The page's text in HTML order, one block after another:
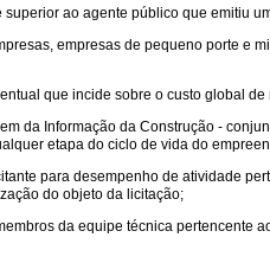
ao agente público que emitiu
empresas de pequeno porte e
que incide sobre o custo global
da Informação da Construção -
etapa do ciclo de vida do
para desempenho de atividade
do objeto da licitação;
da equipe técnica pertencente